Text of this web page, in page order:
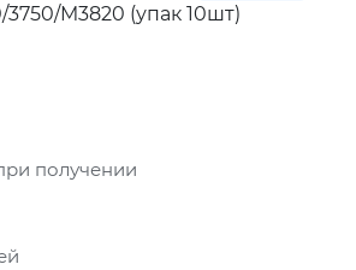
3750/M3820 (упак 10шт)
получении